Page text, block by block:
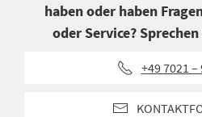
haben oder haben
oder Service?
+49 7021 –